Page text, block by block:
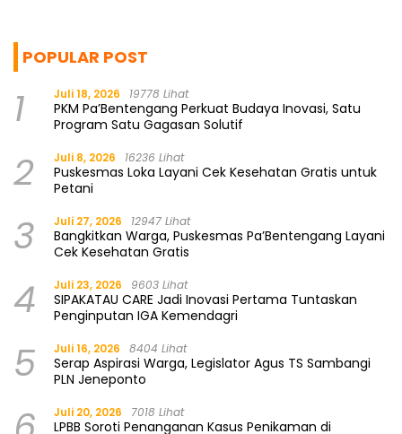
POPULAR POST
1 Juli 18, 2026 19778 Lihat
PKM Pa’Bentengang Perkuat Budaya Inovasi, Satu
Program Satu Gagasan Solutif
2 Juli 8, 2026 16236 Lihat
Puskesmas Loka Layani Cek Kesehatan Gratis untuk
Petani
3 Juli 27, 2026 12947 Lihat
Bangkitkan Warga, Puskesmas Pa’Bentengang Layani
Cek Kesehatan Gratis
4 Juli 23, 2026 9603 Lihat
SIPAKATAU CARE Jadi Inovasi Pertama Tuntaskan
Penginputan IGA Kemendagri
5 Juli 16, 2026 8404 Lihat
Serap Aspirasi Warga, Legislator Agus TS Sambangi
PLN Jeneponto
Juli 20, 2026 7018 Lihat
LPBB Soroti Penanganan Kasus Penikaman di